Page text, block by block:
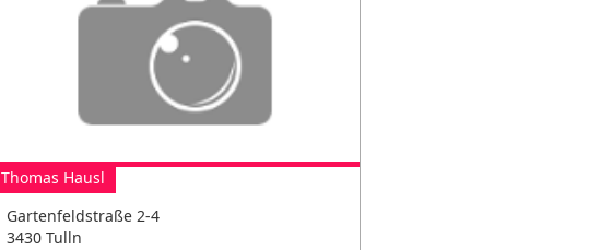
Thomas Hausl
Gartenfeldstraße 2-4
3430 Tulln